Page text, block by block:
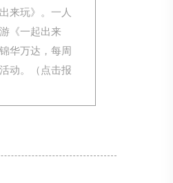
来玩》。一人
《一起出来
华万达，每周
动。（点击报